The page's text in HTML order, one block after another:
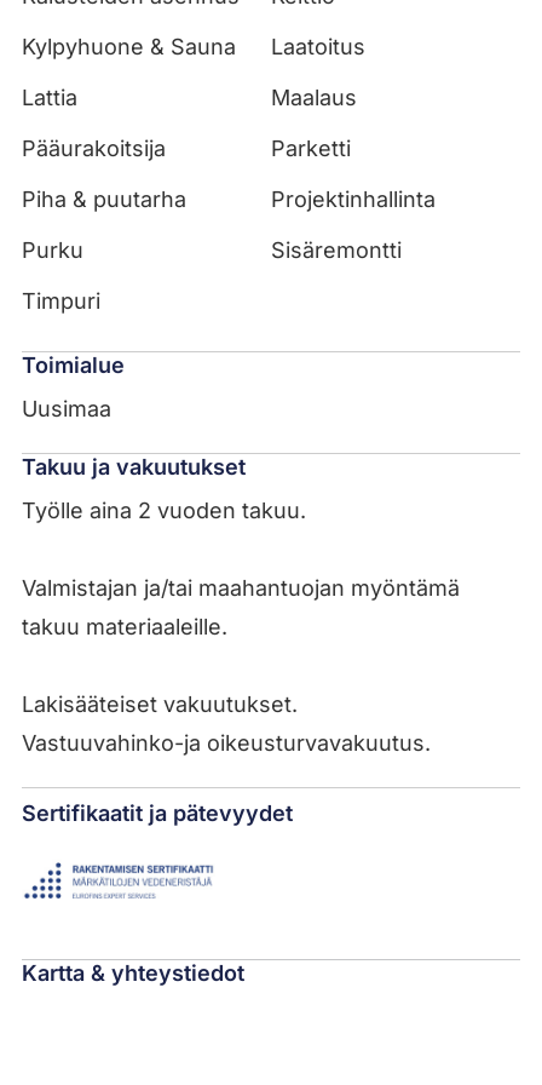
Kylpyhuone & Sauna
Laatoitus
Lattia
Maalaus
Pääurakoitsija
Parketti
Piha & puutarha
Projektinhallinta
Purku
Sisäremontti
Timpuri
Toimialue
Uusimaa
Takuu ja vakuutukset
Työlle aina 2 vuoden takuu.
Valmistajan ja/tai maahantuojan myöntämä
takuu materiaaleille.
Lakisääteiset vakuutukset.
Vastuuvahinko-ja oikeusturvavakuutus.
Sertifikaatit ja pätevyydet
Kartta & yhteystiedot